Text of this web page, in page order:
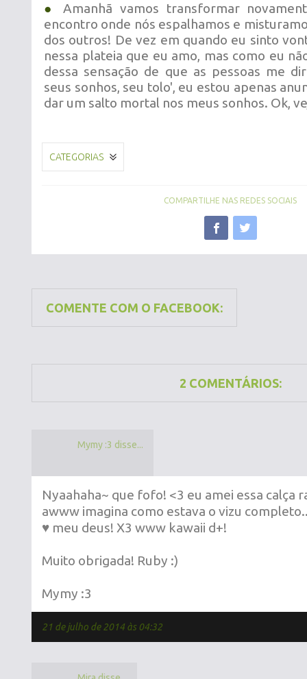
●
Amanhã vamos transformar
encontro onde nós espalhamos e
dos outros! De vez em quando eu sinto
nessa plateia que eu amo, mas como eu
dessa sensação de que as pessoas me
seus sonhos, seu tolo', eu estou apenas
dar um salto mortal nos meus sonhos. Ok,
CATEGORIAS
COMPARTILHE NAS REDES SOCIAIS
COMENTE COM O FACEBOOK:
2 COMENTÁRIOS:
Mymy :3 disse...
Nyaahaha~ que fofo! <3 eu amei essa calça
awww imagina como estava o vizu
♥ meu deus! X3 www kawaii d+!
Muito obrigada! Ruby :)
Mymy :3
21 de julho de 2014 às 04:32